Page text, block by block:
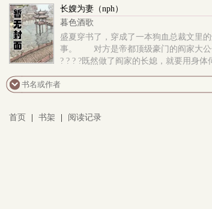
长嫂为妻（nph）
暮色酒歌
盛夏穿书了，穿成了一本狗血总裁文
事。 对方是帝都顶级豪门的阎家大公
? ? ? ?既然做了阎家的长媳，就要用身体
首页 书架 阅读记录